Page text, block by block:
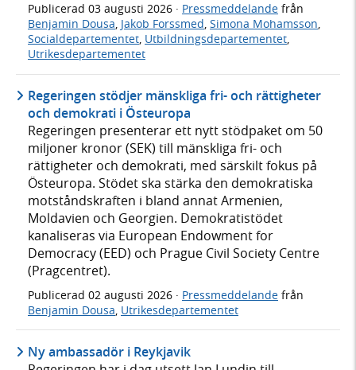
Publicerad 03 augusti 2026 · Pressmeddelande från
Benjamin Dousa, Jakob Forssmed, Simona Mohamsson,
Socialdepartementet, Utbildningsdepartementet,
Utrikesdepartementet
Regeringen stödjer mänskliga fri- och rättigheter
och demokrati i Östeuropa
Regeringen presenterar ett nytt stödpaket om 50
miljoner kronor (SEK) till mänskliga fri- och
rättigheter och demokrati, med särskilt fokus på
Östeuropa. Stödet ska stärka den demokratiska
motståndskraften i bland annat Armenien,
Moldavien och Georgien. Demokratistödet
kanaliseras via European Endowment for
Democracy (EED) och Prague Civil Society Centre
(Pragcentret).
Publicerad 02 augusti 2026 · Pressmeddelande från
Benjamin Dousa, Utrikesdepartementet
Ny ambassadör i Reykjavik